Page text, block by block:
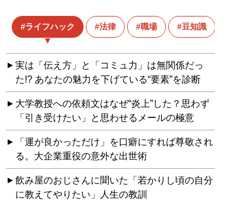
ライフハック 法律 職場 豆知識
実は「伝え方」と「コミュ力」は無関係だっ
た!? あなたの魅力を下げている“要素”を診断
大学教授への依頼文はなぜ“炎上”した？思わず
「引き受けたい」と思わせるメールの極意
「運が良かっただけ」を口癖にすれば尊敬され
る。大企業重役の意外な出世術
飲み屋のおじさんに聞いた「若かりし頃の自分
に教えてやりたい」人生の教訓